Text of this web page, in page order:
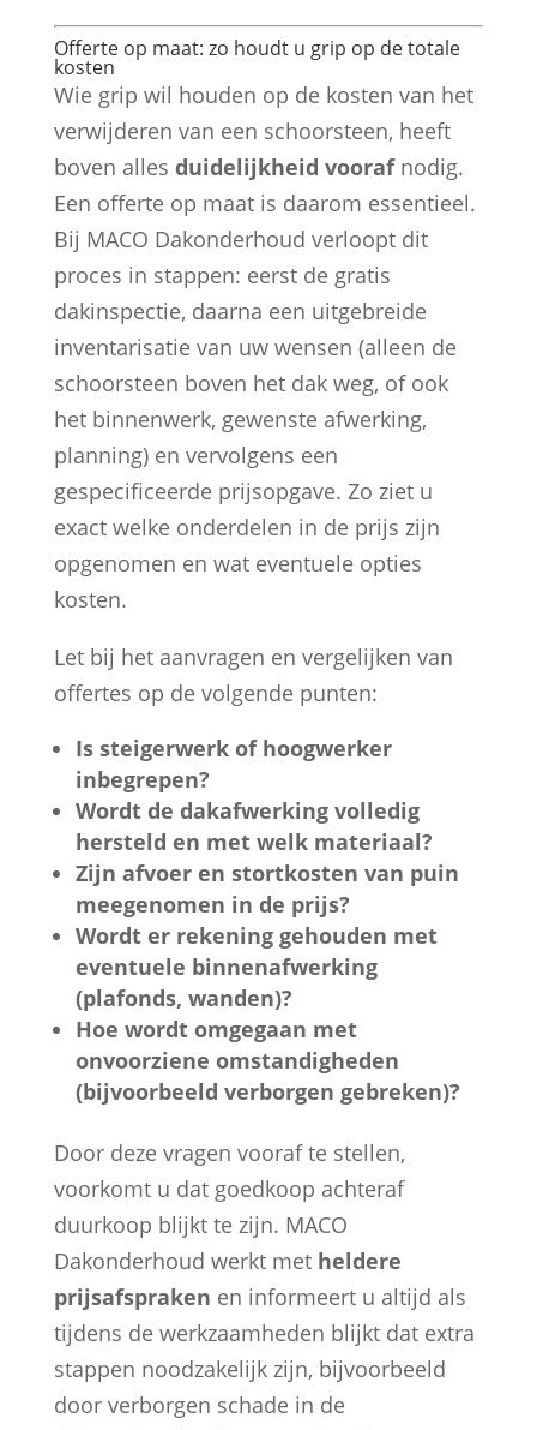
Offerte op maat: zo houdt u grip op de totale
kosten
Wie grip wil houden op de kosten van het
verwijderen van een schoorsteen, heeft
boven alles duidelijkheid voorafnodig.
Een offerte op maat is daarom essentieel.
Bij MACO Dakonderhoud verloopt dit
proces in stappen: eerst de gratis
dakinspectie, daarna een uitgebreide
inventarisatie van uw wensen (alleen de
schoorsteen boven het dak weg, of ook
het binnenwerk, gewenste afwerking,
planning) en vervolgens een
gespecificeerde prijsopgave. Zo ziet u
exact welke onderdelen in de prijs zijn
opgenomen en wat eventuele opties
kosten.
Let bij het aanvragen en vergelijken van
offertes op de volgende punten:
Is steigerwerk of hoogwerker
inbegrepen?
Wordt de dakafwerking volledig
hersteld en met welk materiaal?
Zijn afvoer en stortkosten van puin
meegenomen in de prijs?
Wordt er rekening gehouden met
eventuele binnenafwerking
(plafonds, wanden)?
Hoe wordt omgegaan met
onvoorziene omstandigheden
(bijvoorbeeld verborgen gebreken)?
Door deze vragen vooraf te stellen,
voorkomt u dat goedkoop achteraf
duurkoop blijkt te zijn. MACO
Dakonderhoud werkt met heldere
prijsafspraken en informeert u altijd als
tijdens de werkzaamheden blijkt dat extra
stappen noodzakelijk zijn, bijvoorbeeld
door verborgen schade in de